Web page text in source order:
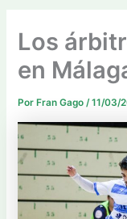
Los
en
PorFran Gago /11/03/